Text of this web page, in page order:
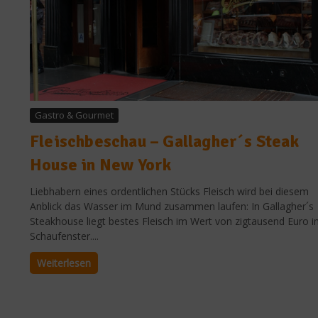
Gastro & Gourmet
Fleischbeschau – Gallagher´s Steak
House in New York
Liebhabern eines ordentlichen Stücks Fleisch wird bei diesem
Anblick das Wasser im Mund zusammen laufen: In Gallagher´s
Steakhouse liegt bestes Fleisch im Wert von zigtausend Euro
Schaufenster....
Weiterlesen